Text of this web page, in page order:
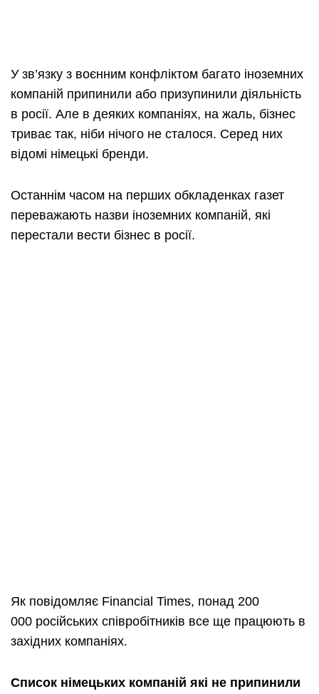
У зв’язку з воєнним конфліктом багато іноземних
компаній припинили або призупинили діяльність
в росії. Але в деяких компаніях, на жаль, бізнес
триває так, ніби нічого не сталося. Серед них
відомі німецькі бренди.
Останнім часом на перших обкладенках газет
переважають назви іноземних компаній, які
перестали вести бізнес в росії.
Як повідомляє Financial Times, понад 200
000 російських співробітників все ще працюють в
західних компаніях.
Список німецьких компаній які не припинили